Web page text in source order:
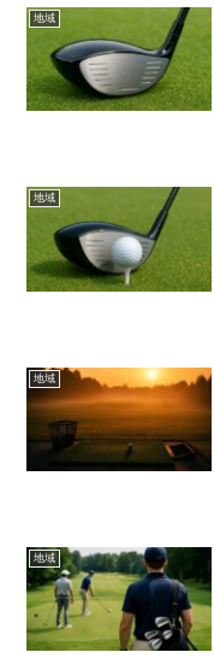
地域
地域
地域
地域